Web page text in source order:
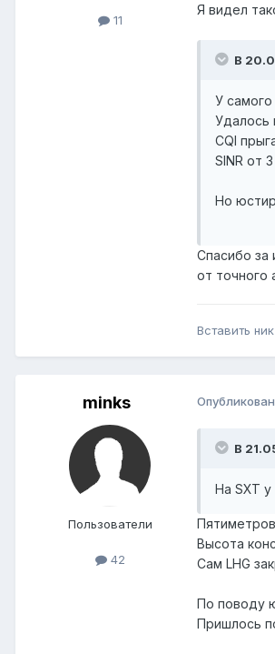
11
Я видел
В
У
Удалось
CQI
SINR от
Но
Спасибо за
от точного
Вставить ник
minks
Пользователи
42
В
На SXT у
Высота
Сам LHG
По поводу
Пришлось